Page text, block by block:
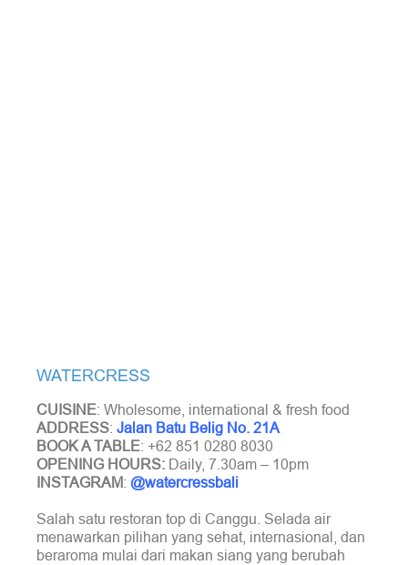
WATERCRESS
CUISINE: Wholesome, international & fresh food
ADDRESS: Jalan Batu Belig No. 21A
BOOK A TABLE: +62 851 0280 8030
OPENING HOURS: Daily, 7.30am – 10pm
INSTAGRAM: @watercressbali
Salah satu restoran top di Canggu. Selada air
menawarkan pilihan yang sehat, internasional, dan
beraroma mulai dari makan siang yang berubah